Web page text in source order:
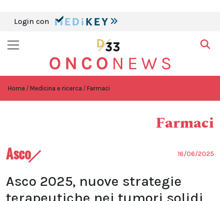
Login con
Home Medicina e ricerca Farmaci
Farmaci
Asco 16/06/2025
Asco 2025, nuove strategie